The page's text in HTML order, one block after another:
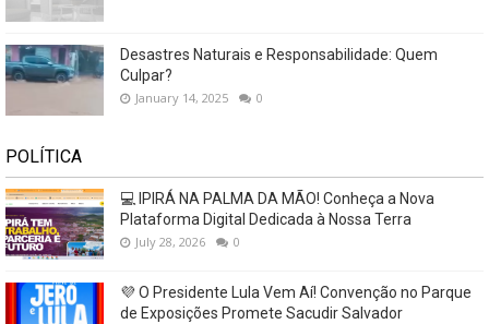
Desastres Naturais e Responsabilidade: Quem
Culpar?
January 14, 2025 0
POLÍTICA
💻 IPIRÁ NA PALMA DA MÃO! Conheça a Nova
Plataforma Digital Dedicada à Nossa Terra
July 28, 2026 0
💜 O Presidente Lula Vem Aí! Convenção no Parque
de Exposições Promete Sacudir Salvador